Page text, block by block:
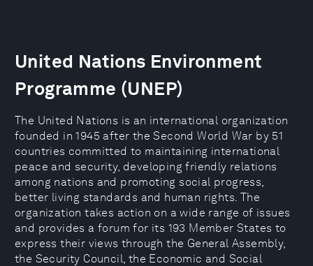
United Nations Environment
Programme (UNEP)
The United Nations is an international organization
founded in 1945 after the Second World War by 51
countries committed to maintaining international
peace and security, developing friendly relations
among nations and promoting social progress,
better living standards and human rights. The
organization takes action on a wide range of issues
and provides a forum for its 193 Member States to
express their views through the General Assembly,
the Security Council, the Economic and Social